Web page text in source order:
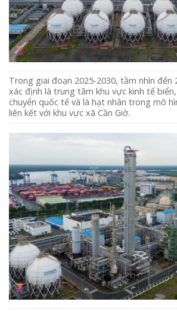
Trong giai đoạn 2025-2030, tầm nhìn đến
xác định là trung tâm khu vực kinh tế
chuyển quốc tế và là hạt nhân trong mô
liên kết với khu vực xã Cần Giờ.